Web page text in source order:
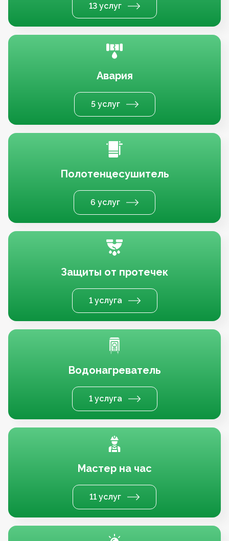
13 услуг
Авария
5 услуг
Полотенцесушитель
6 услуг
Защиты от протечек
1 услуга
Водонагреватель
1 услуга
Мастер на час
11 услуг